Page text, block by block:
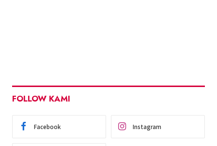
FOLLOW KAMI
Facebook Instagram